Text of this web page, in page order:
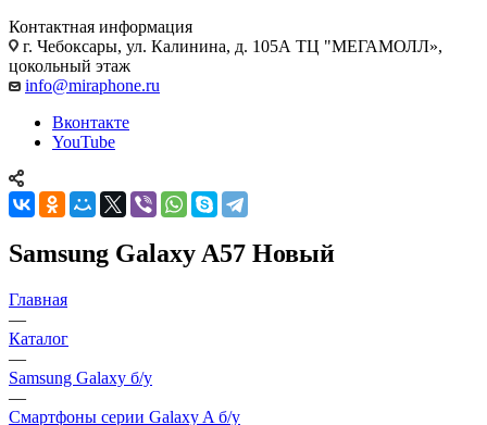
Контактная информация
г. Чебоксары, ул. Калинина, д. 105А ТЦ "МЕГАМОЛЛ»,
цокольный этаж
info@miraphone.ru
Вконтакте
YouTube
Samsung Galaxy A57 Новый
Главная
—
Каталог
—
Samsung Galaxy б/у
—
Смартфоны серии Galaxy A б/у